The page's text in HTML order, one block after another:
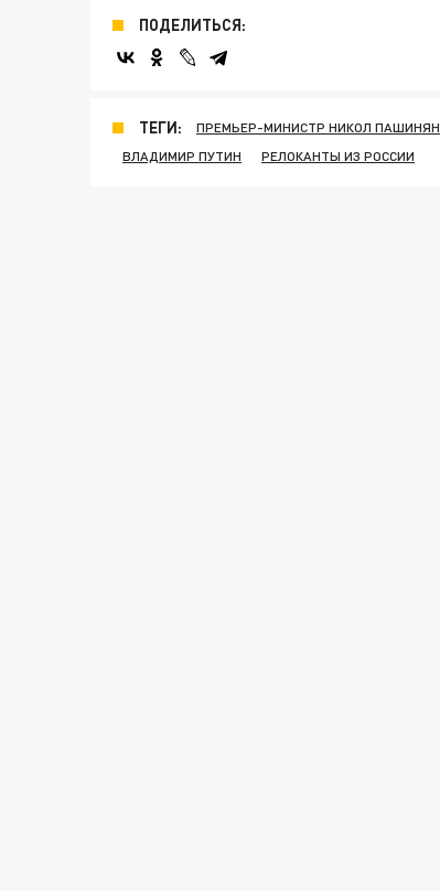
ПОДЕЛИТЬСЯ:
ТЕГИ: ПРЕМЬЕР-МИНИСТР НИКОЛ ПАШИНЯН
ВЛАДИМИР ПУТИН
РЕЛОКАНТЫ ИЗ РОССИИ